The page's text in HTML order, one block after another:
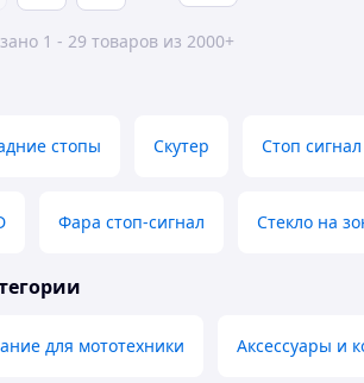
1 - 29 товаров из 2000+
стопы Скутер Стоп сигнал
Фара стоп-сигнал Стекло на
для мототехники Аксессуары и